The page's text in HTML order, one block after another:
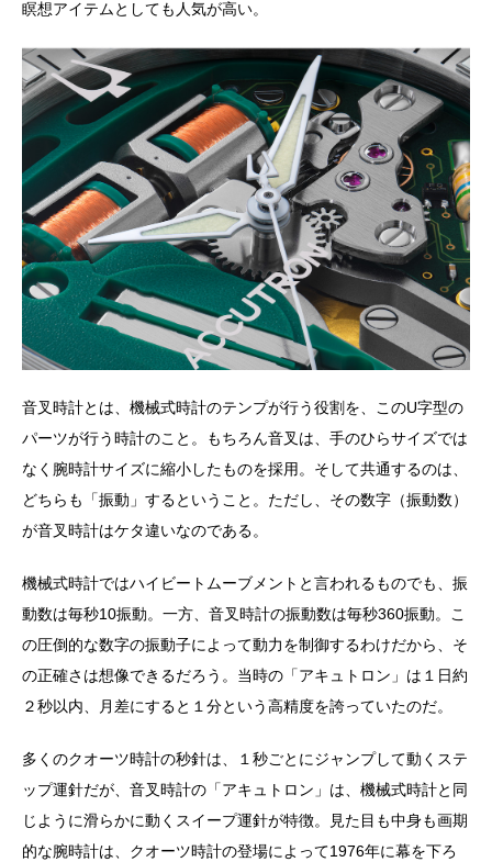
瞑想アイテムとしても人気が高い。
音叉時計とは、機械式時計のテンプが行う役割を、このU字型の
パーツが行う時計のこと。もちろん音叉は、手のひらサイズでは
なく腕時計サイズに縮小したものを採用。そして共通するのは、
どちらも「振動」するということ。ただし、その数字（振動数）
が音叉時計はケタ違いなのである。
機械式時計ではハイビートムーブメントと言われるものでも、振
動数は毎秒10振動。一方、音叉時計の振動数は毎秒360振動。こ
の圧倒的な数字の振動子によって動力を制御するわけだから、そ
の正確さは想像できるだろう。当時の「アキュトロン」は１日約
２秒以内、月差にすると１分という高精度を誇っていたのだ。
多くのクオーツ時計の秒針は、１秒ごとにジャンプして動くステ
ップ運針だが、音叉時計の「アキュトロン」は、機械式時計と同
じように滑らかに動くスイープ運針が特徴。見た目も中身も画期
的な腕時計は、クオーツ時計の登場によって1976年に幕を下ろ